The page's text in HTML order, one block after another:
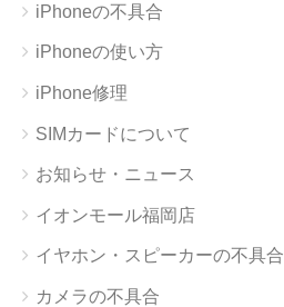
iPhoneの不具合
iPhoneの使い方
iPhone修理
SIMカードについて
お知らせ・ニュース
イオンモール福岡店
イヤホン・スピーカーの不具合
カメラの不具合